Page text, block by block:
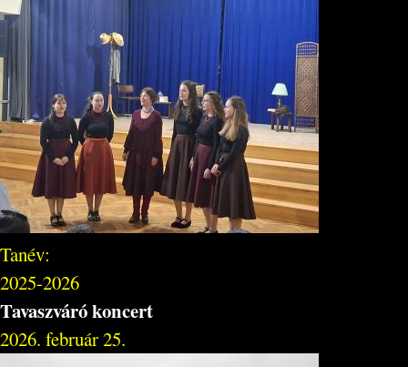
Tanév:
2025-2026
Tavaszváró koncert
2026. február 25.